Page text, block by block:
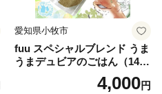
愛知県小牧市
fuu スペシャルブレンド うま
うまデュビアのごはん（140
4,000円